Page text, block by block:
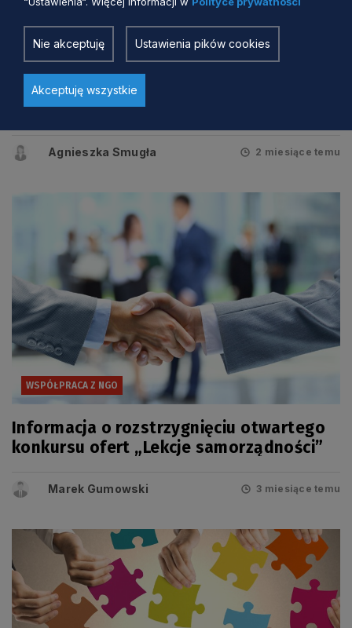
WSPÓŁPRACA Z NGO
Święto Kawalerii 2. Pułku Szwoleżerów
Rokitniańskich. Zaproszenie do
wspólnego świętowania
Agnieszka Smugła 2 miesiące temu
WSPÓŁPRACA Z NGO
Informacja o rozstrzygnięciu otwartego
konkursu ofert „Lekcje samorządności”
Marek Gumowski 3 miesiące temu
Nie akceptuję Ustawienia pików cookies
Akceptuję wszystkie